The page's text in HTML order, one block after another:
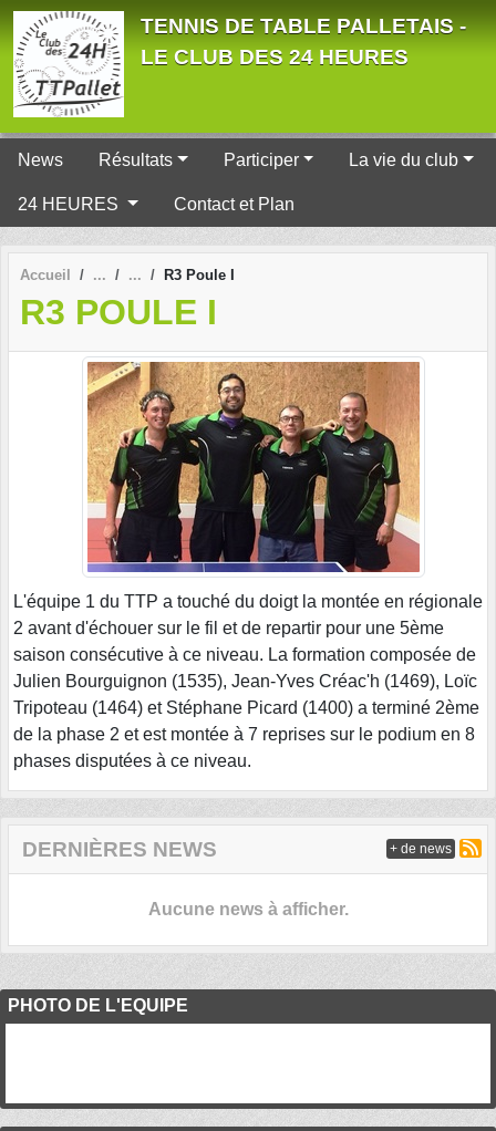
TENNIS DE TABLE PALLETAIS -
LE CLUB DES 24 HEURES
News Résultats Participer La vie du club
24 HEURES Contact et Plan
Accueil R3 Poule I
R3 POULE I
L'équipe 1 du TTP a touché du doigt la montée en régionale
2 avant d'échouer sur le fil et de repartir pour une 5ème
saison consécutive à ce niveau. La formation composée de
Julien Bourguignon (1535), Jean-Yves Créac'h (1469), Loïc
Tripoteau (1464) et Stéphane Picard (1400) a terminé 2ème
de la phase 2 et est montée à 7 reprises sur le podium en 8
phases disputées à ce niveau.
DERNIÈRES NEWS
Aucune news à afficher.
+ de news
PHOTO DE L'EQUIPE
Panneau de gestion des cookies